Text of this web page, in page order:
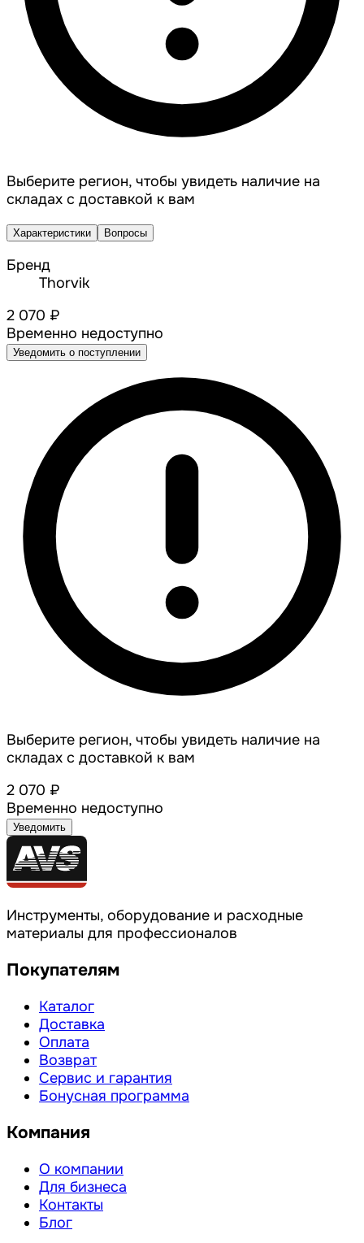
Выберите регион, чтобы увидеть наличие на
складах с доставкой к вам
Характеристики Вопросы
Бренд
Thorvik
2 070 ₽
Временно недоступно
Уведомить о поступлении
Выберите регион, чтобы увидеть наличие на
складах с доставкой к вам
2 070 ₽
Временно недоступно
Уведомить
Инструменты, оборудование и расходные
материалы для профессионалов
Покупателям
Каталог
Доставка
Оплата
Возврат
Сервис и гарантия
Бонусная программа
Компания
О компании
Для бизнеса
Контакты
Блог